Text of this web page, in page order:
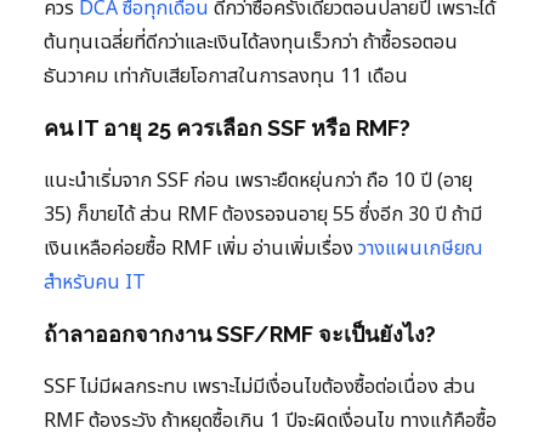
ควร DCA ซื้อทุกเดือน ดีกว่าซื้อครั้งเดียวตอนปลายปี เพราะได้
ต้นทุนเฉลี่ยที่ดีกว่าและเงินได้ลงทุนเร็วกว่า ถ้าซื้อรอตอน
ธันวาคม เท่ากับเสียโอกาสในการลงทุน 11 เดือน
คน IT อายุ 25 ควรเลือก SSF หรือ RMF?
แนะนำเริ่มจาก SSF ก่อน เพราะยืดหยุ่นกว่า ถือ 10 ปี (อายุ
35) ก็ขายได้ ส่วน RMF ต้องรอจนอายุ 55 ซึ่งอีก 30 ปี ถ้ามี
เงินเหลือค่อยซื้อ RMF เพิ่ม อ่านเพิ่มเรื่อง วางแผนเกษียณ
สำหรับคน IT
ถ้าลาออกจากงาน SSF/RMF จะเป็นยังไง?
SSF ไม่มีผลกระทบ เพราะไม่มีเงื่อนไขต้องซื้อต่อเนื่อง ส่วน
RMF ต้องระวัง ถ้าหยุดซื้อเกิน 1 ปีจะผิดเงื่อนไข ทางแก้คือซื้อ